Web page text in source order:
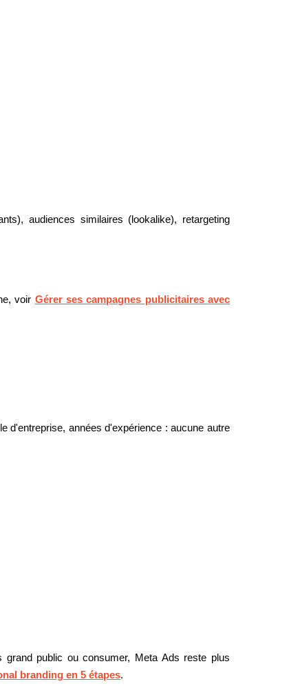
audiences similaires (lookalike), retargeting
voir Gérer ses campagnes publicitaires avec
d'entreprise, années d'expérience : aucune autre
grand public ou consumer, Meta Ads reste plus
branding en 5 étapes.